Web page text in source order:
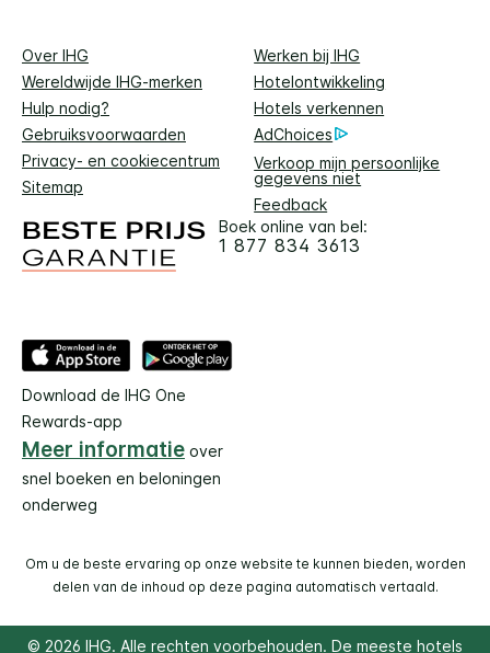
Over IHG
Werken bij IHG
Wereldwijde IHG-merken
Hotelontwikkeling
Hulp nodig?
Hotels verkennen
Gebruiksvoorwaarden
AdChoices
Privacy- en cookiecentrum
Verkoop mijn persoonlijke
gegevens niet
Sitemap
Feedback
Boek online van bel:
1 877 834 3613
Download de IHG One
Rewards-app
Meer informatie over
snel boeken en beloningen
onderweg
Om u de beste ervaring op onze website te kunnen bieden, worden
delen van de inhoud op deze pagina automatisch vertaald.
© 2026 IHG. Alle rechten voorbehouden. De meeste hotels